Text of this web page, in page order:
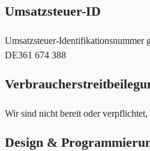
Umsatzsteuer-ID
Umsatzsteuer-Identifikationsnummer
DE361 674 388
Wir sind nicht bereit oder
Design &